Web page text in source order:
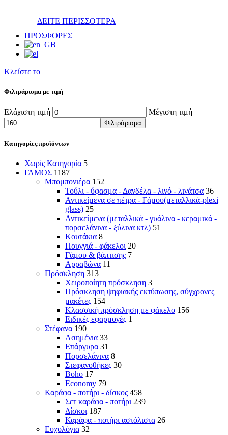
ΔΕΙΤΕ ΠΕΡΙΣΣΟΤΕΡΑ
ΠΡΟΣΦΟΡΕΣ
Κλείστε το
Φιλτράρισμα με τιμή
Ελάχιστη τιμή Μέγιστη τιμή
Φιλτράρισμα
Κατηγορίες προϊόντων
Χωρίς Κατηγορία 5
ΓΑΜΟΣ 1187
Μπομπονιέρα 152
Τούλι - ύφασμα - Δανδέλα - λινό - λινάτσα 36
Αντικείμενα σε πέτρα - Γάμου(μεταλλικά-plexi
glass) 25
Αντικείμενα (μεταλλικά - γυάλινα - κεραμικά -
πορσελάνινα - ξύλινα κτλ) 51
Κουτάκια 8
Πουγγιά - φάκελοι 20
Γάμου & βάπτισης 7
Αρραβώνα 11
Πρόσκληση 313
Χειροποίητη πρόσκληση 3
Πρόσκληση ψηφιακής εκτύπωσης, σύγχρονες
μακέτες 154
Κλασσική πρόσκληση με φάκελο 156
Ειδικές εφαρμογές 1
Στέφανα 190
Ασημένια 33
Επάργυρα 31
Πορσελάνινα 8
Στεφανοθήκες 30
Boho 17
Economy 79
Καράφα - ποτήρι - δίσκος 458
Σετ καράφα - ποτήρι 239
Δίσκοι 187
Καράφα - ποτήρι αστόλιστα 26
Ευχολόγια 32